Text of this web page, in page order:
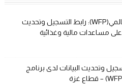
برنامج الغذاء العالمي(WFP): رابط التسجيل وتحديث
على مساعدات مالية وغذائية
وتحديث البيانات لدى برنامج